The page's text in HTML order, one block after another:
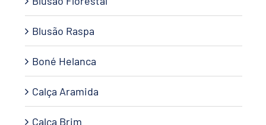
Blusão Raspa
Boné Helanca
Calça Aramida
Calça Brim